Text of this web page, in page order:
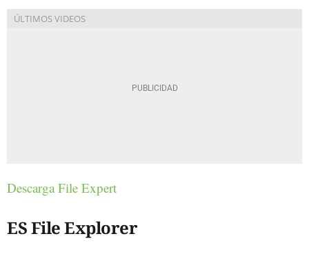
Descarga File Expert
ES File Explorer